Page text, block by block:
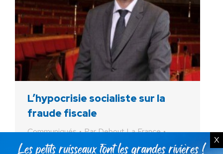
L’hypocrisie socialiste sur la
fraude fiscale
Communiqués ParDebout La France
13 juin 2013
X